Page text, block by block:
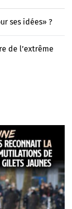
ses idées» ?
de l’extrême